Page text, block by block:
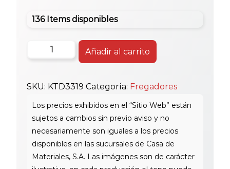
136 Items disponibles
Doble
Ktd3319
C/Grapa
(838X483X153X0.6Mm)
Acero
Ss201
cantidad
Añadir al carrito
SKU: KTD3319 Categoría: Fregadores